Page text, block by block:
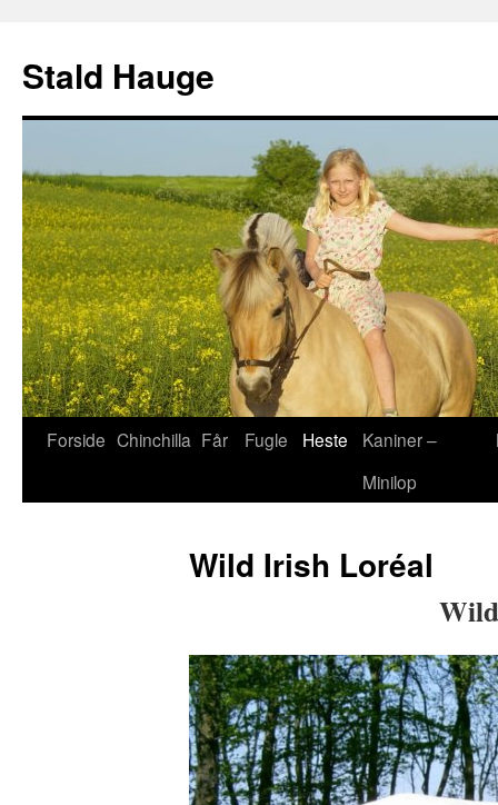
indhold
Stald Hauge
Forside Chinchilla Får Fugle Heste
Kaniner –
Minilop
Wild Irish Loréal